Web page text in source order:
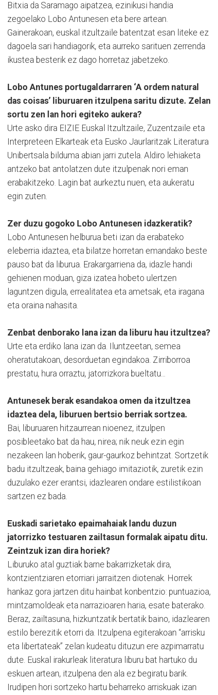
Bitxia da Saramago aipatzea, ezinikusi handia
zegoelako Lobo Antunesen eta bere artean.
Gainerakoan, euskal itzultzaile batentzat esan liteke ez
dagoela sari handiagorik, eta aurreko sarituen zerrenda
ikustea besterik ez dago horretaz jabetzeko.
Lobo Antunes portugaldarraren ‘A ordem natural
das coisas’ liburuaren itzulpena saritu dizute. Zelan
sortu zen lan hori egiteko aukera?
Urte asko dira EIZIE Euskal Itzultzaile, Zuzentzaile eta
Interpreteen Elkarteak eta Eusko Jaurlaritzak Literatura
Unibertsala bilduma abian jarri zutela. Aldiro lehiaketa
antzeko bat antolatzen dute itzulpenak nori eman
erabakitzeko. Lagin bat aurkeztu nuen, eta aukeratu
egin zuten.
Zer duzu gogoko Lobo Antunesen idazkeratik?
Lobo Antunesen helburua beti izan da erabateko
eleberria idaztea, eta bilatze horretan emandako beste
pauso bat da liburua. Erakargarriena da, idazle handi
gehienen moduan, giza izatea hobeto ulertzen
laguntzen digula, errealitatea eta ametsak, eta iragana
eta oraina nahasita.
Zenbat denborako lana izan da liburu hau itzultzea?
Urte eta erdiko lana izan da. Iluntzeetan, semea
oheratutakoan, desorduetan egindakoa. Zirriborroa
prestatu, hura orraztu, jatorrizkora bueltatu...
Antunesek berak esandakoa omen da itzultzea
idaztea dela, liburuen bertsio berriak sortzea.
Bai, liburuaren hitzaurrean nioenez, itzulpen
posibleetako bat da hau, nirea; nik neuk ezin egin
nezakeen lan hoberik, gaur-gaurkoz behintzat. Sortzetik
badu itzultzeak, baina gehiago imitaziotik, zuretik ezin
duzulako ezer erantsi, idazlearen ondare estilistikoan
sartzen ez bada.
Euskadi sarietako epaimahaiak landu duzun
jatorrizko testuaren zailtasun formalak aipatu ditu.
Zeintzuk izan dira horiek?
Liburuko atal guztiak barne bakarrizketak dira,
kontzientziaren etorriari jarraitzen diotenak. Horrek
hankaz gora jartzen ditu hainbat konbentzio: puntuazioa,
mintzamoldeak eta narrazioaren haria, esate baterako.
Beraz, zailtasuna, hizkuntzatik bertatik baino, idazlearen
estilo berezitik etorri da. Itzulpena egiterakoan “arrisku
eta libertateak” zelan kudeatu dituzun ere azpimarratu
dute. Euskal irakurleak literatura liburu bat hartuko du
eskuen artean, itzulpena den ala ez begiratu barik.
Irudipen hori sortzeko hartu beharreko arriskuak izan